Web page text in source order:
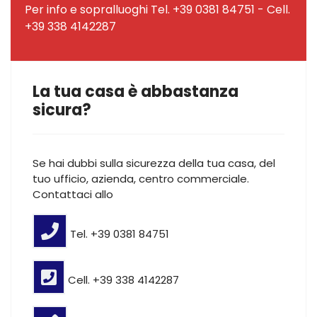
Per info e sopralluoghi Tel. +39 0381 84751 - Cell.
+39 338 4142287
La tua casa è abbastanza
sicura?
Se hai dubbi sulla sicurezza della tua casa, del
tuo ufficio, azienda, centro commerciale.
Contattaci allo
Tel. +39 0381 84751
Cell. +39 338 4142287